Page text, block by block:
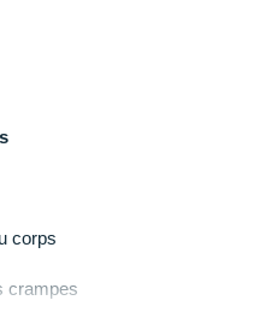
corps
crampes